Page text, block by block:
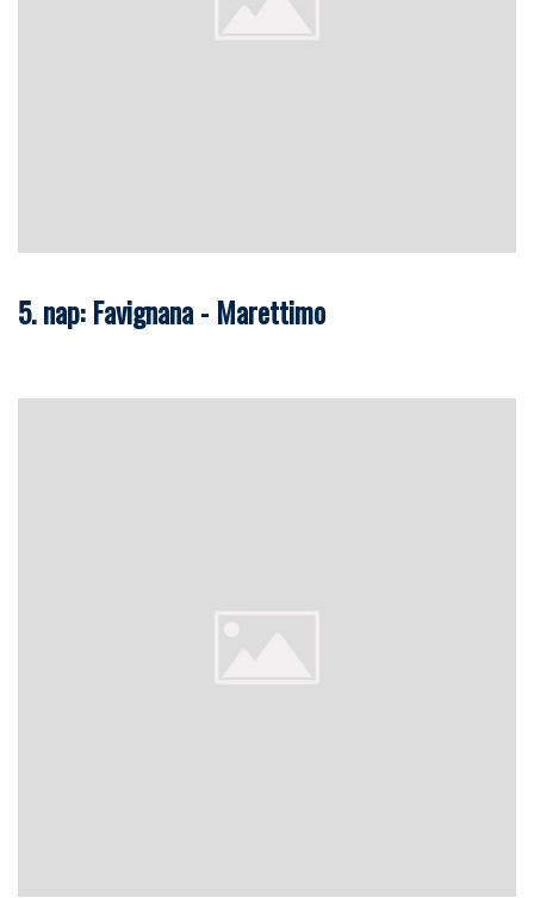
5. nap: Favignana - Marettimo